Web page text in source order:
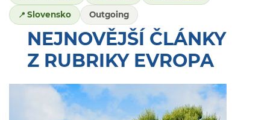
Slovensko Outgoing
NEJNOVĚJŠÍ ČLÁNKY
Z RUBRIKY EVROPA